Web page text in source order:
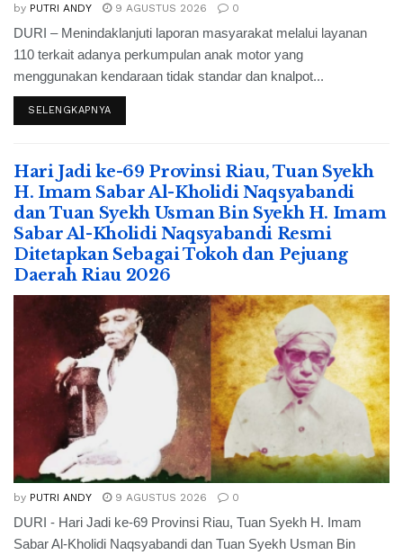
by PUTRI ANDY 9 AGUSTUS 2026 0
DURI – Menindaklanjuti laporan masyarakat melalui layanan
110 terkait adanya perkumpulan anak motor yang
menggunakan kendaraan tidak standar dan knalpot...
SELENGKAPNYA
Hari Jadi ke-69 Provinsi Riau, Tuan Syekh
H. Imam Sabar Al-Kholidi Naqsyabandi
dan Tuan Syekh Usman Bin Syekh H. Imam
Sabar Al-Kholidi Naqsyabandi Resmi
Ditetapkan Sebagai Tokoh dan Pejuang
Daerah Riau 2026
by PUTRI ANDY 9 AGUSTUS 2026 0
DURI - Hari Jadi ke-69 Provinsi Riau, Tuan Syekh H. Imam
Sabar Al-Kholidi Naqsyabandi dan Tuan Syekh Usman Bin